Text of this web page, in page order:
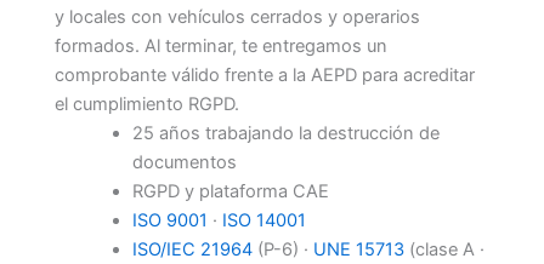
y locales con vehículos cerrados y operarios
formados. Al terminar, te entregamos un
comprobante válido frente a la AEPD para acreditar
el cumplimiento RGPD.
25 años trabajando la destrucción de
documentos
RGPD y plataforma CAE
ISO 9001 · ISO 14001
ISO/IEC 21964(P-6) · UNE 15713(clase A ·